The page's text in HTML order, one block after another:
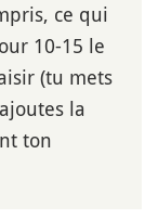
ce qui
10-15 le
(tu mets
la
ton